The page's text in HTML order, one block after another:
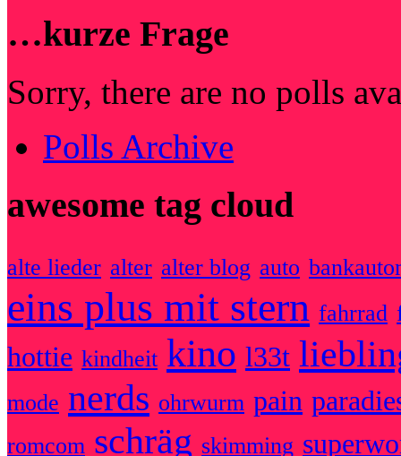
…kurze Frage
Sorry, there are no polls
Polls Archive
awesome tag cloud
alte lieder alter alter blog auto
eins plus mit stern fahrrad
hottie kindheit kino l33t
mode nerds ohrwurm pain
romcom schräg skimming